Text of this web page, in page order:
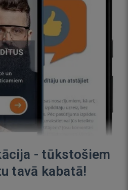
- tūkstošiem
tavā kabatā!